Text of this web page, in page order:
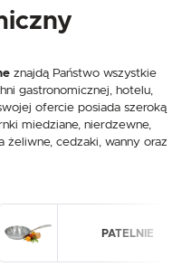
znajdą Państwo wszystkie
gastronomicznej, hotelu,
ofercie posiada szeroką
miedziane, nierdzewne,
żeliwne, cedzaki, wanny oraz
PATELNIE
W dowolnym
swoich ustawień.
Ciebie działania w celu
prywatności, logowania czy
strona, z której korzystasz,